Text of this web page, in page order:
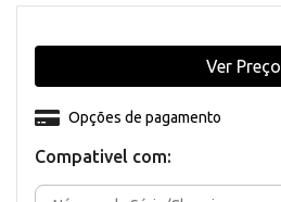
Compativel com:
Opções de pagamento
Ver Preço